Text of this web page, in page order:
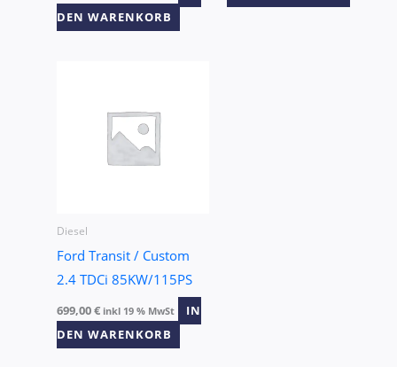
DEN WARENKORB
Diesel
Ford Transit / Custom
2.4 TDCi 85KW/115PS
699,00€ inkl 19 % MwSt
IN
DEN WARENKORB